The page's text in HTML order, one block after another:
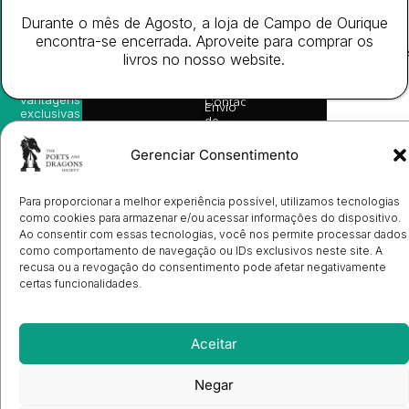
Gerenciar Consentimento
Para proporcionar a melhor experiência possível, utilizamos tecnologias
como cookies para armazenar e/ou acessar informações do dispositivo.
Ao consentir com essas tecnologias, você nos permite processar dados
como comportamento de navegação ou IDs exclusivos neste site. A
recusa ou a revogação do consentimento pode afetar negativamente
certas funcionalidades.
Aceitar
Negar
Eventos
Prémio
Ulysses
Contactos
Envio
de
Candidatura
de
de
Livrarias
Cookies
(EU)
sugestões
de
leitura,
vantagens
exclusivas
avisos
diretamente
no seu
Subscrever
os
direitos
Durante o mês de Agosto, a loja de Campo de Ourique
encontra-se encerrada. Aproveite para comprar os
livros no nosso website.